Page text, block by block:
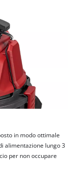
in modo ottimale
alimentazione lungo 3
per non occupare